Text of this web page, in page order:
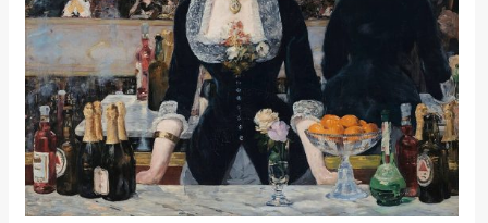
Beauty
Fashion
Zdravlje
Za
stolom